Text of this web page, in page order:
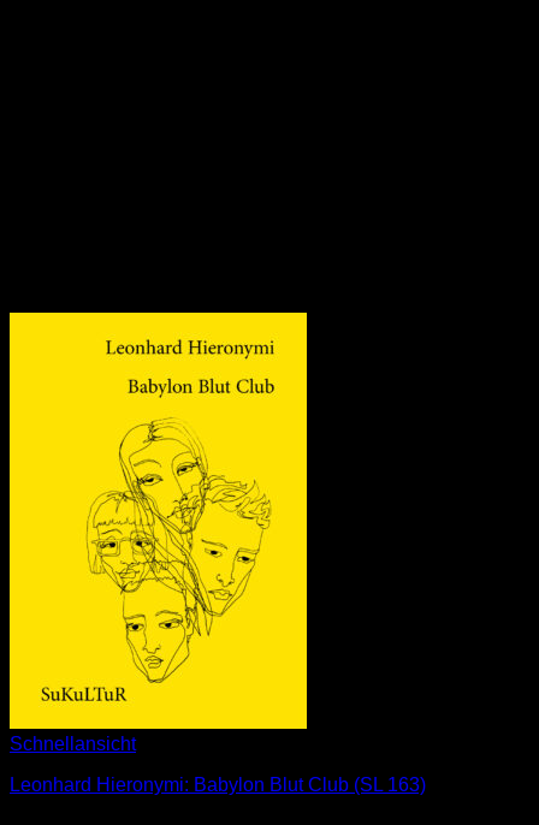
Schnellansicht
Leonhard Hieronymi: Babylon Blut Club (SL 163)